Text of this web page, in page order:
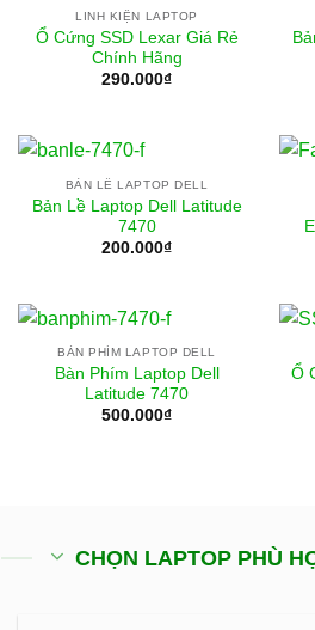
LINH KIỆN LAPTOP
Ổ Cứng SSD Lexar Giá Rẻ
Chính Hãng
290.000₫
BẢN LỀ LAPTOP DELL
Bản Lề Laptop Dell Latitude
7470
200.000₫
BÀN PHÍM LAPTOP DELL
Bàn Phím Laptop Dell
Latitude 7470
500.000₫
Ổ
CHỌN LAPTOP PHÙ